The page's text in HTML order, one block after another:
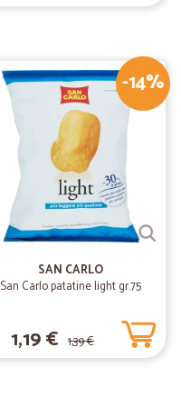
03/09/2019
18/06/2019
-14%
SAN CARLO
San Carlo patatine light gr.75
1,19 € 1,39 €